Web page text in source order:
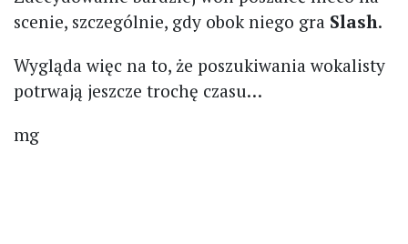
scenie, szczególnie, gdy obok niego gra Slash.
Wygląda więc na to, że poszukiwania wokalisty
potrwają jeszcze trochę czasu…
mg